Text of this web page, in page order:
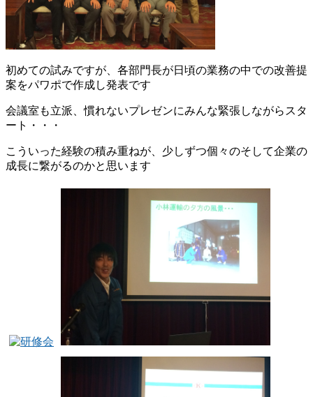
初めての試みですが、各部門長が日頃の業務の中での改善提
案をパワポで作成し発表です
会議室も立派、慣れないプレゼンにみんな緊張しながらスタ
ート・・・
こういった経験の積み重ねが、少しずつ個々のそして企業の
成長に繋がるのかと思います